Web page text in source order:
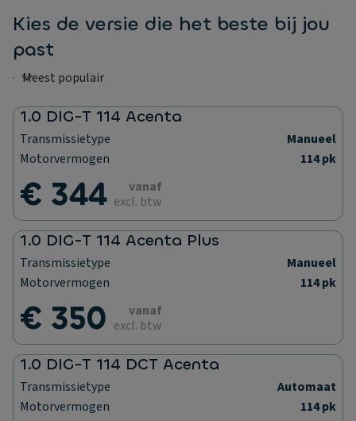
Kies de versie die het beste bij jou
past
1.0 DIG-T 114 Acenta
Transmissietype
Manueel
Motorvermogen
114 pk
€ 344
vanaf
excl. btw
1.0 DIG-T 114 Acenta Plus
Transmissietype
Manueel
Motorvermogen
114 pk
€ 350
vanaf
excl. btw
1.0 DIG-T 114 DCT Acenta
Transmissietype
Automaat
Motorvermogen
114 pk